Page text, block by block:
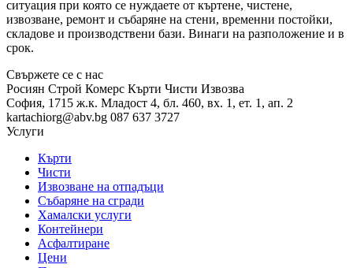
ситуация при която се нуждаете от къртене, чистене,
извозване, ремонт и събаряне на стени, временни постойки,
складове и производствени бази. Винаги на разположение и в
срок.
Свържете се с нас
Росиян Строй Комерс Кърти Чисти Извозва
София, 1715 ж.к. Младост 4, бл. 460, вх. 1, ет. 1, ап. 2
kartachiorg@abv.bg 087 637 3727
Услуги
Кърти
Чисти
Извозване на отпадъци
Събаряне на сгради
Хамалски услуги
Контейнери
Асфалтиране
Цени